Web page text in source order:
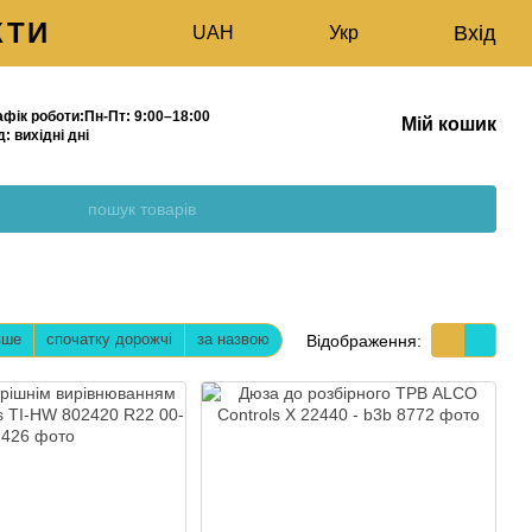
UAH Укр Вхід
роботи: Пн-Пт: 9:00–18:00
вихідні дні
Мій кошик
спочатку дорожчі за назвою Відображення: